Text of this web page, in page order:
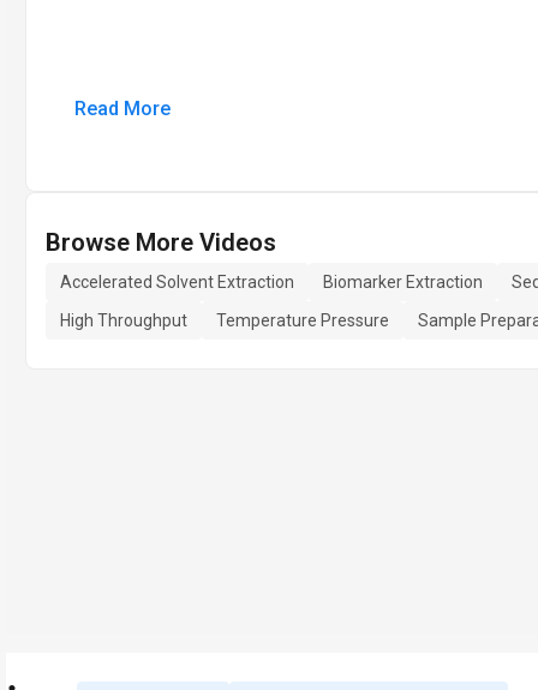
Read More
Browse More Videos
Accelerated Solvent Extraction Biomarker Extraction
High Throughput
Temperature Pressure Sample